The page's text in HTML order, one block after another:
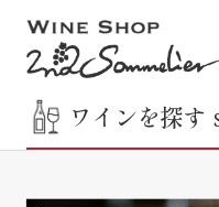
ワインを探す